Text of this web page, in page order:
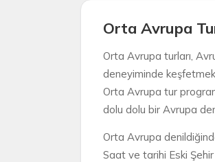
Orta Avrupa
Orta Avrupa turları,
deneyiminde
Orta Avrupa tur
dolu dolu bir Avrupa
Orta Avrupa
Saat ve tarihi Eski